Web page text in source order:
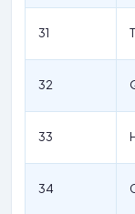
31
32
33
34